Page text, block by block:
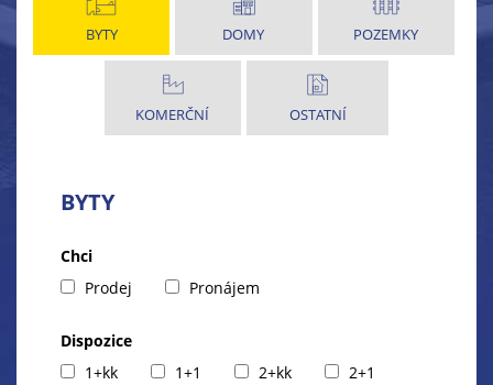
BYTY DOMY POZEMKY
KOMERČNÍ OSTATNÍ
BYTY
Chci
Prodej
Pronájem
Dispozice
1+kk
1+1 2+kk
2+1